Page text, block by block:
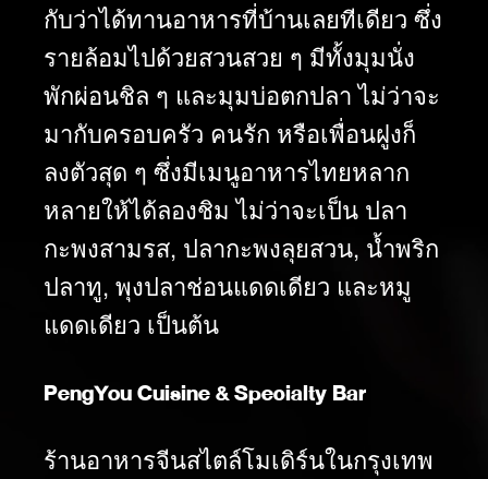
กับว่าได้ทานอาหารที่บ้านเลยทีเดียว ซึ่ง
รายล้อมไปด้วยสวนสวย ๆ มีทั้งมุมนั่ง
พักผ่อนชิล ๆ และมุมบ่อตกปลา ไม่ว่าจะ
มากับครอบครัว คนรัก หรือเพื่อนฝูงก็
ลงตัวสุด ๆ ซึ่งมีเมนูอาหารไทยหลาก
หลายให้ได้ลองชิม ไม่ว่าจะเป็น ปลา
กะพงสามรส, ปลากะพงลุยสวน, น้ำพริก
ปลาทู, พุงปลาช่อนแดดเดียว และหมู
แดดเดียว เป็นต้น
PengYou Cuisine & Specialty Bar
ร้านอาหารจีนสไตล์โมเดิร์นในกรุงเทพ